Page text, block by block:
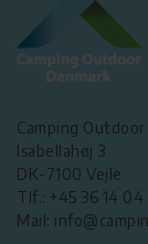
Camping Outdoor
Isabellahøj 3
DK-7100 Vejle
Tlf.: +45 36 14 04
Mail: